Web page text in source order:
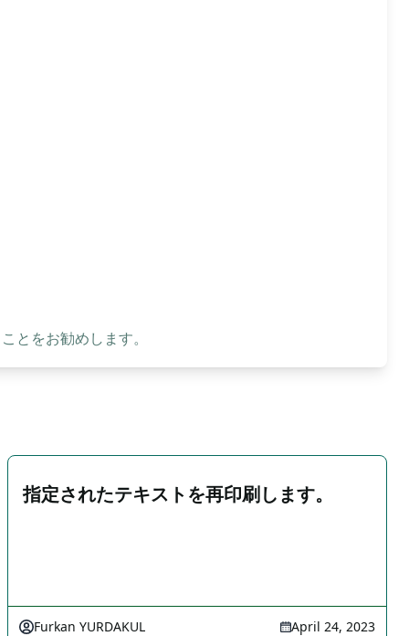
とをお勧めします。
指定されたテキストを再印刷します。
Furkan YURDAKUL April 24, 2023